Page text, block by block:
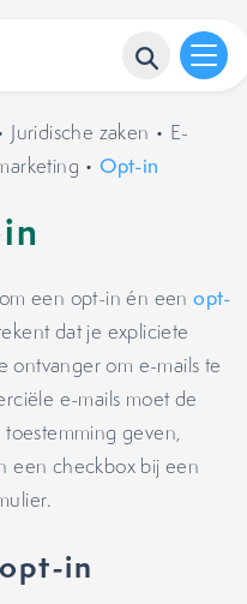
Juridische zaken • E-
•Opt-in
een opt-in én eenopt-
dat je expliciete
ontvanger om e-mails te
e-mails moet de
geven,
een checkbox bij een
in